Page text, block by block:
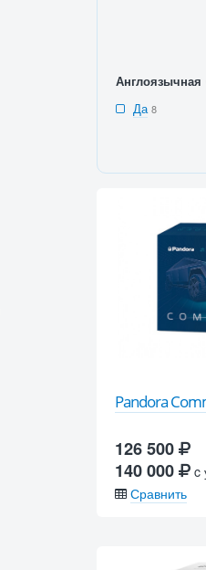
Англоязычная
Да 8
Pandora
126 500
140 000
c
Сравнить